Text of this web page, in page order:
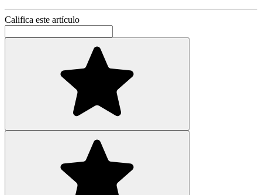
Califica este artículo